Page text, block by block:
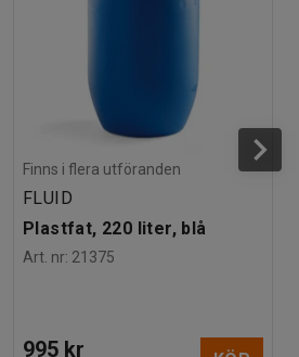
Finns i flera utföranden
FLUID
Plastfat, 220 liter, blå
Art. nr: 21375
995 kr